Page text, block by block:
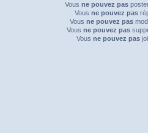
Vous ne pouvez pas
Vous ne pouvez pas
Vous ne pouvez pas
Vous ne pouvez pas
Vous ne pouvez pas